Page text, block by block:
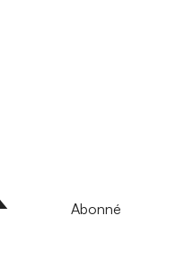
Abonné